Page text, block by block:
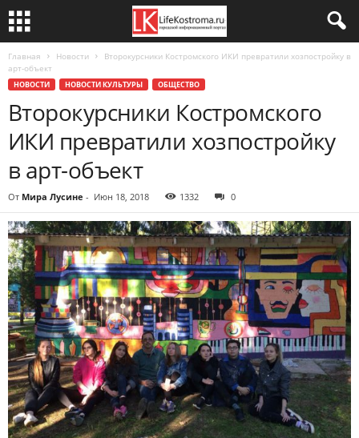
Главная Новости
Второкурсники Костромского ИКИ превратили хозпостройку в
арт-объект
НОВОСТИ НОВОСТИ КУЛЬТУРЫ ОБЩЕСТВО
Второкурсники Костромского
ИКИ превратили хозпостройку
в арт-объект
От Мира Лусине - Июн 18, 2018 1332 0